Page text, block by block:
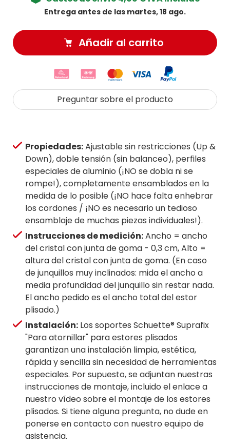
Entrega antes de las martes, 18 ago.
Añadir al carrito
Preguntar sobre el producto
Propiedades:Ajustable sin restricciones (Up &
Down), doble tensión (sin balanceo), perfiles
especiales de aluminio (¡NO se dobla ni se
rompe!), completamente ensamblados en la
medida de lo posible (¡NO hace falta enhebrar
los cordones / ¡NO es necesario un tedioso
ensamblaje de muchas piezas individuales!).
Instrucciones de medición:Ancho = ancho
del cristal con junta de goma - 0,3 cm, Alto =
altura del cristal con junta de goma. (En caso
de junquillos muy inclinados: mida el ancho a
media profundidad del junquillo sin restar nada.
El ancho pedido es el ancho total del estor
plisado.)
Instalación: Los soportes Schuette® Suprafix
"Para atornillar" para estores plisados
garantizan una instalación limpia, estética,
rápida y sencilla sin necesidad de herramientas
especiales. Por supuesto, se adjuntan nuestras
instrucciones de montaje, incluido el enlace a
nuestro vídeo sobre el montaje de los estores
plisados. Si tiene alguna pregunta, no dude en
ponerse en contacto con nuestro equipo de
asistencia.